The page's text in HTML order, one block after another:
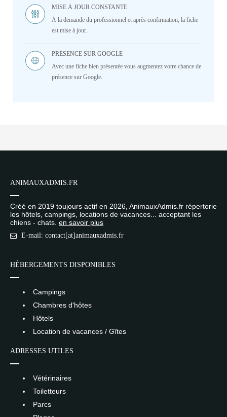
MISE À JOUR CONSTANTE
À la demande du professionnel et après confirmation, la fiche
est mise à jour.
PRÉSENCE SUR GOOGLE
Avec une fiche bien présentée vous augmentez votre chance de
présence sur Google.
ANIMAUXADMIS.FR
Créé en 2019 toujours actif en 2026, AnimauxAdmis.fr répertorie
les hôtels, campings, locations de vacances... acceptant les
chiens - chats. en savoir plus
E-mail: contact[at]animauxadmis.fr
HÉBERGEMENTS DISPONIBLES
Campings
Chambres d'hôtes
Hôtels
Location de vacances / Gîtes
ADRESSES UTILES
Vétérinaires
Toiletteurs
Parcs